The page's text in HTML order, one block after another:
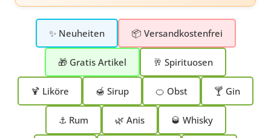
✨ Neuheiten 📦 Versandkostenfrei
🎁 Gratis Artikel 🥂 Spirituosen
🍹 Liköre 🍯 Sirup 🍊 Obst 🍸 Gin
⚓ Rum 🌿 Anis 🥃 Whisky